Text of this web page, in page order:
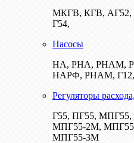
МКГВ, КГВ, АГ52,
Г54,
Насосы
НА, РНА, РНАМ,
НАРФ, РНАМ,
Регуляторы
Г55, ПГ55, МПГ55,
МПГ55-2М, МПГ55-
МПГ55-3М